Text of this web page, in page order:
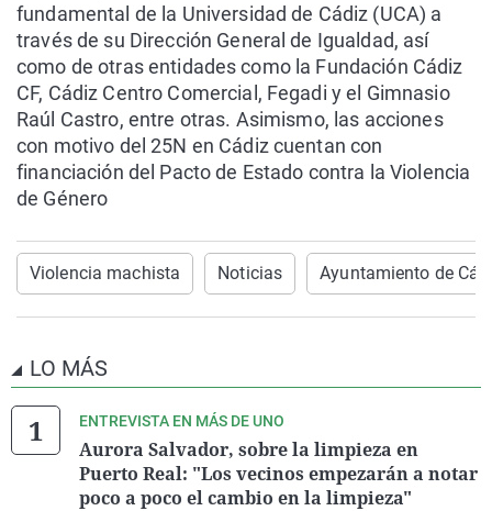
fundamental de la Universidad de Cádiz (UCA) a
través de su Dirección General de Igualdad, así
como de otras entidades como la Fundación Cádiz
CF, Cádiz Centro Comercial, Fegadi y el Gimnasio
Raúl Castro, entre otras. Asimismo, las acciones
con motivo del 25N en Cádiz cuentan con
financiación del Pacto de Estado contra la Violencia
de Género
Violencia machista Noticias Ayuntamiento de
LO MÁS
ENTREVISTA EN MÁS DE UNO
Aurora Salvador, sobre la limpieza en
Puerto Real: "Los vecinos empezarán a notar
poco a poco el cambio en la limpieza"